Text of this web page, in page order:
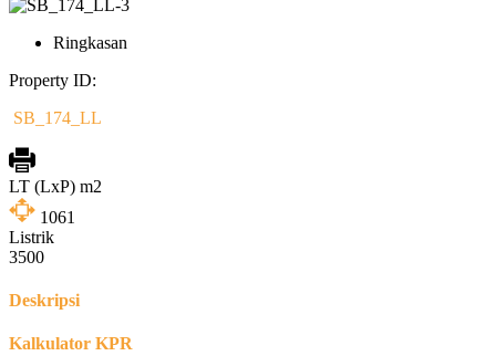
Ringkasan
Property ID:
SB_174_LL
LT (LxP) m2
1061
Listrik
3500
Deskripsi
Kalkulator KPR